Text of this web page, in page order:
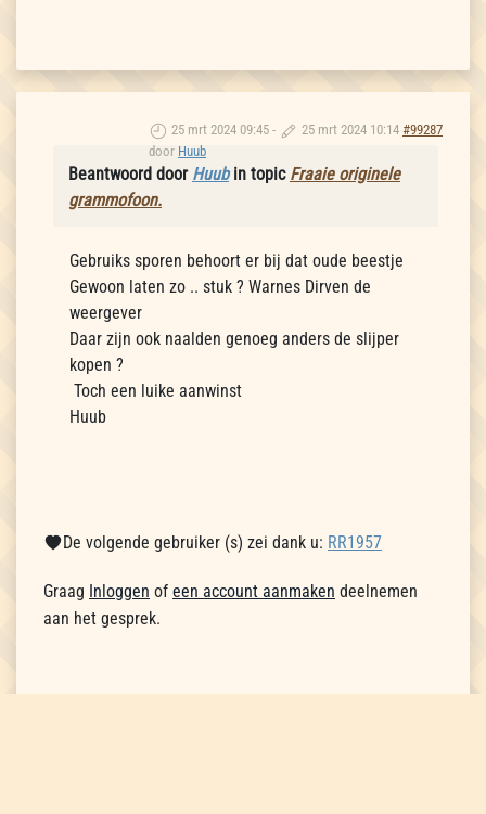
25 mrt 2024 09:45 - 25 mrt 2024 10:14 #99287
door Huub
Beantwoord door Huubin topic Fraaie originele
grammofoon.
Gebruiks sporen behoort er bij dat oude beestje
Gewoon laten zo .. stuk ? Warnes Dirven de
weergever
Daar zijn ook naalden genoeg anders de slijper
kopen ?
Toch een luike aanwinst
Huub
De volgende gebruiker (s) zei dank u: RR1957
Graag Inloggen of een account aanmaken deelnemen
aan het gesprek.